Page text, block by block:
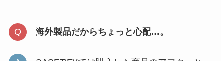
海外製品だからちょっと心配…。